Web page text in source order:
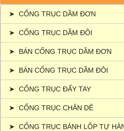
➤ CỔNG TRỤC DẦM ĐƠN
➤ CỔNG TRỤC DẦM ĐÔI
➤ BÁN CỔNG TRỤC DẦM ĐƠN
➤ BÁN CỔNG TRỤC DẦM ĐÔI
➤ CỔNG TRỤC ĐẨY TAY
➤ CỔNG TRỤC CHÂN DÊ
➤ CỔNG TRỤC BÁNH LỐP TỰ